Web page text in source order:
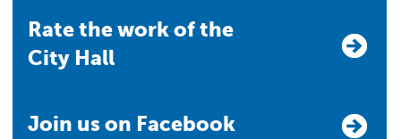
Rate the work of the
City Hall
Join us on Facebook